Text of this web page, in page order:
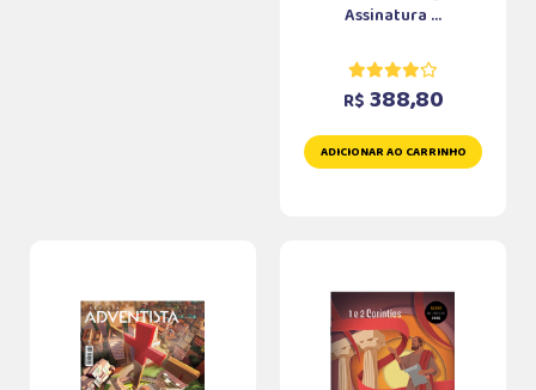
Assinatura ...
R$ 388,80
ADICIONAR AO CARRINHO